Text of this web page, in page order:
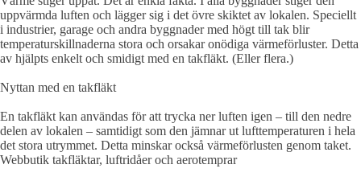
uppvärmda luften och lägger sig i det övre skiktet av lokalen. Speciellt
i industrier, garage och andra byggnader med högt till tak blir
temperaturskillnaderna stora och orsakar onödiga värmeförluster. Detta
av hjälpts enkelt och smidigt med en takfläkt. (Eller flera.)
Nyttan med en takfläkt
En takfläkt kan användas för att trycka ner luften igen – till den nedre
delen av lokalen – samtidigt som den jämnar ut lufttemperaturen i hela
det stora utrymmet. Detta minskar också värmeförlusten genom taket.
Webbutik takfläktar, luftridåer och aerotemprar